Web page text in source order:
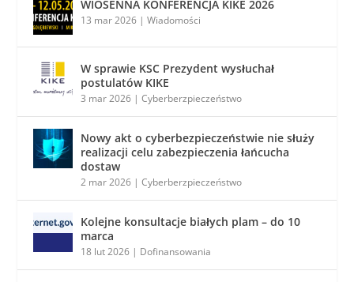
WIOSENNA KONFERENCJA KIKE 2026
13 mar 2026 |Wiadomości
W sprawie KSC Prezydent wysłuchał
postulatów KIKE
3 mar 2026 |Cyberberzpieczeństwo
Nowy akt o cyberbezpieczeństwie nie służy
realizacji celu zabezpieczenia łańcucha
dostaw
2 mar 2026 |Cyberberzpieczeństwo
Kolejne konsultacje białych plam – do 10
marca
18 lut 2026 | Dofinansowania